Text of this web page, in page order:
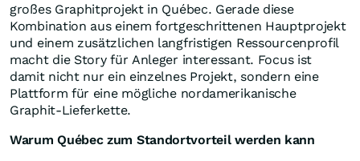
großes Graphitprojekt in Québec. Gerade diese
Kombination aus einem fortgeschrittenen Hauptprojekt
und einem zusätzlichen langfristigen Ressourcenprofil
macht die Story für Anleger interessant. Focus ist
damit nicht nur ein einzelnes Projekt, sondern eine
Plattform für eine mögliche nordamerikanische
Graphit-Lieferkette.
Warum Québec zum Standortvorteil werden kann